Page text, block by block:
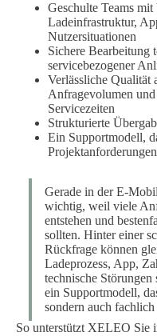
Geschulte Teams
Ladeinfrastruktur,
Nutzersituationen
Sichere Bearbeitung
servicebezogener
Verlässliche Qualität
Anfragevolumen
Servicezeiten
Strukturierte
Ein Supportmodell,
Gerade in der E-
wichtig, weil viele
entstehen und
sollten. Hinter einer
Rückfrage können
Ladeprozess, App,
technische
ein Supportmodell,
sondern auch fachlich
So unterstützt XELEO Sie